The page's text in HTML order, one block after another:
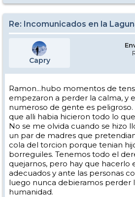
Re: Incomunicados en la
Capry
Ramon...hubo momentos de
empezaron a perder la calma, y
numeroso de gente es peligroso.
que alli habia hicieron todo lo
No se me olvida cuando se hizo
un par de madres que
cola del torcion porque tenian
borreguiles. Tenemos todo el
quejarnos, pero hay que hacerlo
adecuados y ante las personas
luego nunca debieramos perder
humanidad.